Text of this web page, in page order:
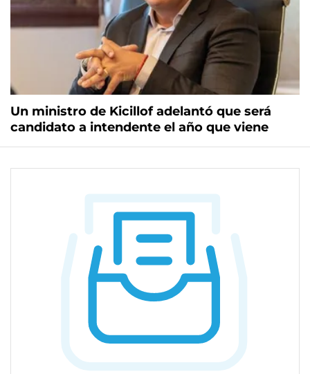
Un ministro de Kicillof adelantó que será
candidato a intendente el año que viene